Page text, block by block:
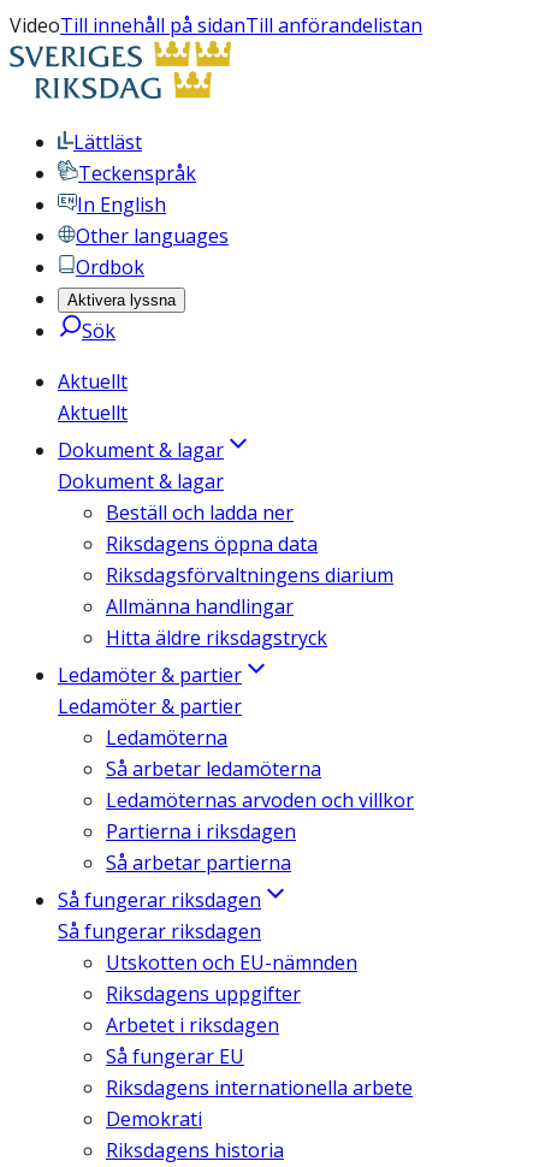
VideoTill innehåll på sidanTill anförandelistan
Lättläst
Teckenspråk
In English
Other languages
Ordbok
Aktivera lyssna
Sök
Aktuellt
Aktuellt
Dokument & lagar
Dokument & lagar
Beställ och ladda ner
Riksdagens öppna data
Riksdagsförvaltningens diarium
Allmänna handlingar
Hitta äldre riksdagstryck
Ledamöter & partier
Ledamöter & partier
Ledamöterna
Så arbetar ledamöterna
Ledamöternas arvoden och villkor
Partierna i riksdagen
Så arbetar partierna
Så fungerar riksdagen
Så fungerar riksdagen
Utskotten och EU-nämnden
Riksdagens uppgifter
Arbetet i riksdagen
Så fungerar EU
Riksdagens internationella arbete
Demokrati
Riksdagens historia